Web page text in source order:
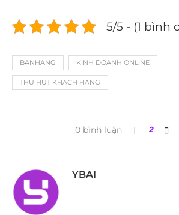
5/5 - (1 bình
BANHANG KINH DOANH ONLINE
THU HUT KHACH HANG
0 bình luận 2
YBAI